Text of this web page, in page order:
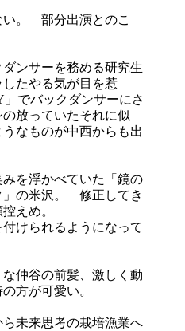
い。 部分出演とのこ
ダンサーを務める研究生
たやる気が目を惹
でバックダンサーにさ
放っていたそれに似
なものが中西からも出
を浮かべていた「鏡の
」の米沢。 修正してき
えめ。
けられるようになって
仲谷の前髪、激しく動
方が可愛い。
未来思考の栽培漁業へ